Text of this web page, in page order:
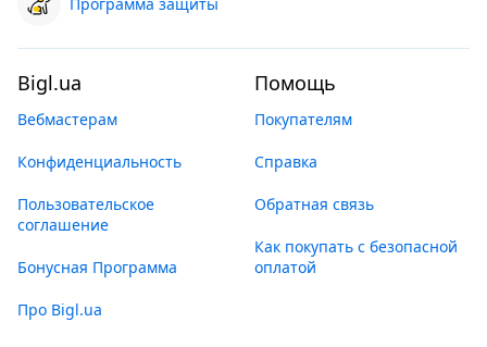
Bigl.ua
Вебмастерам
Конфиденциальность
Пользовательское
соглашение
Бонусная Программа
Про Bigl.ua
Помощь
Покупателям
Справка
Обратная связь
Как покупать с безопасной
оплатой